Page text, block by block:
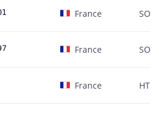
France
France
France HTTP